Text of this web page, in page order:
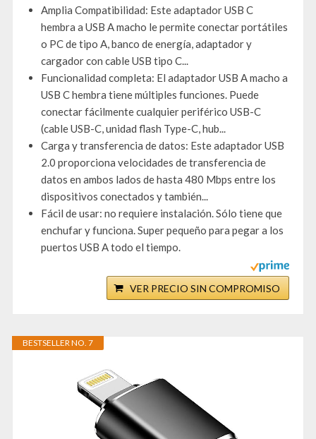
Amplia Compatibilidad: Este adaptador USB C
hembra a USB A macho le permite conectar portátiles
o PC de tipo A, banco de energía, adaptador y
cargador con cable USB tipo C...
Funcionalidad completa: El adaptador USB A macho a
USB C hembra tiene múltiples funciones. Puede
conectar fácilmente cualquier periférico USB-C
(cable USB-C, unidad flash Type-C, hub...
Carga y transferencia de datos: Este adaptador USB
2.0 proporciona velocidades de transferencia de
datos en ambos lados de hasta 480 Mbps entre los
dispositivos conectados y también...
Fácil de usar: no requiere instalación. Sólo tiene que
enchufar y funciona. Super pequeño para pegar a los
puertos USB A todo el tiempo.
VER PRECIO SIN COMPROMISO
BESTSELLER NO. 7